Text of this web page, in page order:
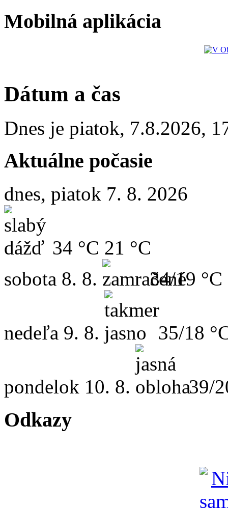
Mobilná aplikácia
Dátum a čas
Dnes je piatok, 7.8.2026,
Aktuálne počasie
dnes, piatok 7. 8. 2026
34 °C 21 °C
sobota 8. 8. 34/19 °C
nedeľa 9. 8. 35/18
pondelok 10. 8. 39/
Odkazy